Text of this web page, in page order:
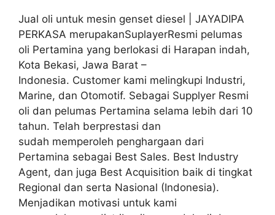
Jual oli untuk mesin genset diesel | JAYADIPA
PERKASA merupakanSuplayerResmi pelumas
oli Pertamina yang berlokasi di Harapan indah,
Kota Bekasi, Jawa Barat –
Indonesia. Customer kami melingkupi Industri,
Marine, dan Otomotif. Sebagai Supplyer Resmi
oli dan pelumas Pertamina selama lebih dari 10
tahun. Telah berprestasi dan
sudah memperoleh penghargaan dari
Pertamina sebagai Best Sales. Best Industry
Agent, dan juga Best Acquisition baik di tingkat
Regional dan serta Nasional (Indonesia).
Menjadikan motivasi untuk kami